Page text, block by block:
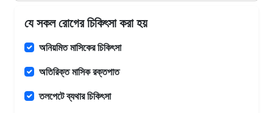
যে সকল রোগের চিকিৎসা করা হয়
অনিয়মিত মাসিকের চিকিৎসা
অতিরিক্ত মাসিক রক্তপাত
তলপেটে ব্যথার চিকিৎসা